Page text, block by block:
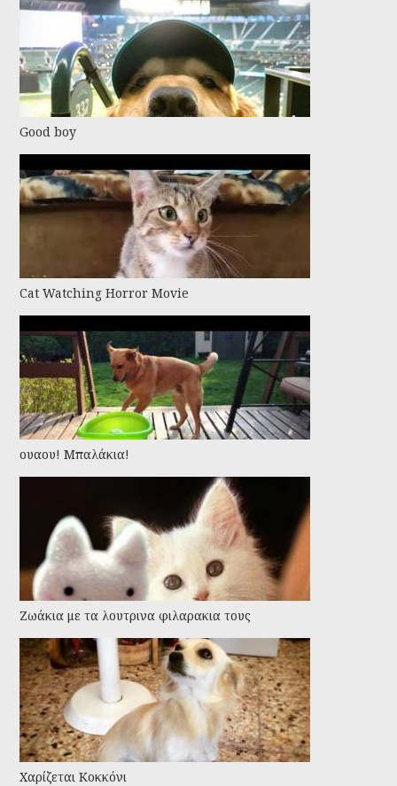
Good boy
Cat Watching Horror Movie
ουαου! Μπαλάκια!
Ζωάκια με τα λουτρινα φιλαρακια τους
Χαρίζεται Κοκκόνι